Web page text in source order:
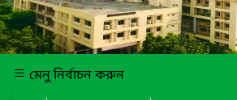
মেনু নির্বাচন করুন